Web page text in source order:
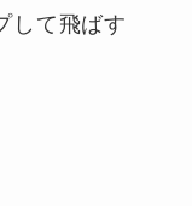
して飛ばす